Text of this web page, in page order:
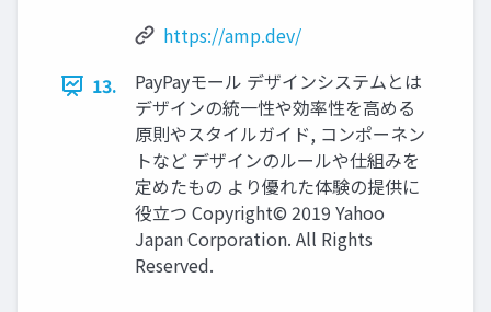
https://amp.dev/
13.
PayPayモール デザインシステムとは
デザインの統一性や効率性を高める
原則やスタイルガイド, コンポーネン
トなど デザインのルールや仕組みを
定めたもの より優れた体験の提供に
役立つ Copyright© 2019 Yahoo
Japan Corporation. All Rights
Reserved.